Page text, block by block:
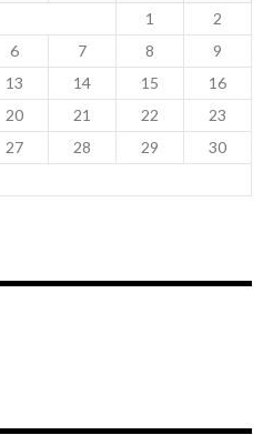
1
2
6 7 8
9
13 14 15
16
20 21 22
23
27 28 29
30